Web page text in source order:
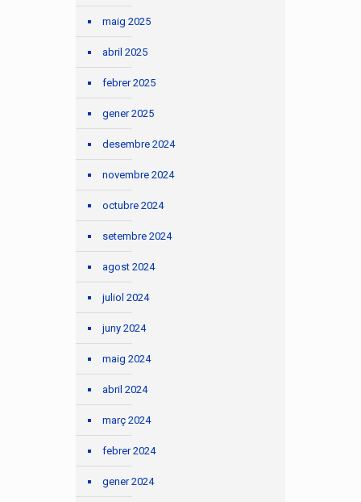
maig 2025
abril 2025
febrer 2025
gener 2025
desembre 2024
novembre 2024
octubre 2024
setembre 2024
agost 2024
juliol 2024
juny 2024
maig 2024
abril 2024
març 2024
febrer 2024
gener 2024